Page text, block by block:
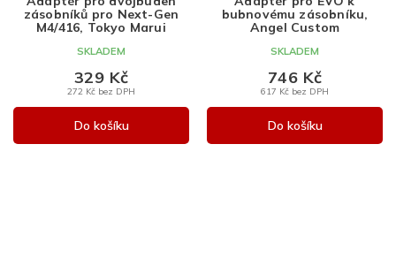
zásobníků pro Next-Gen
M4/416, Tokyo Marui
SKLADEM
272 Kč bez DPH
329 Kč
Do košíku
bubnovému zásobníku,
Angel Custom
SKLADEM
617 Kč bez DPH
746 Kč
Do košíku